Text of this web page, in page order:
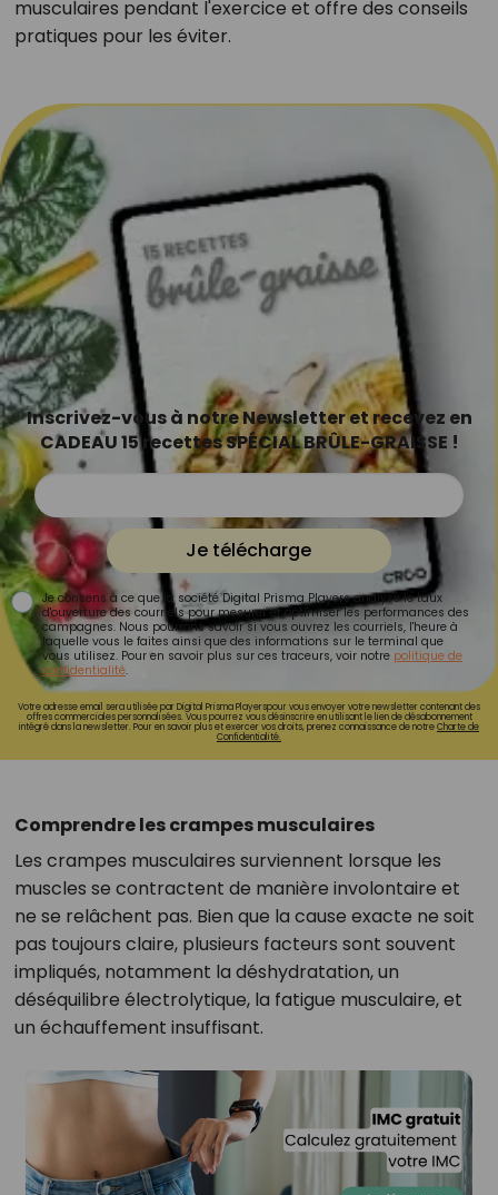
musculaires pendant l'exercice et offre des conseils
pratiques pour les éviter.
Inscrivez-vous à notre Newsletter et recevez en
CADEAU 15 recettes SPÉCIAL BRÛLE-GRAISSE !
Je télécharge
Je consens à ce que la société Digital Prisma Players analyse le taux
d'ouverture des courriels pour mesurer et optimiser les performances des
campagnes. Nous pourrons savoir si vous ouvrez les courriels, l'heure à
laquelle vous le faites ainsi que des informations sur le terminal que
vous utilisez. Pour en savoir plus sur ces traceurs, voir notre politique de
confidentialité.
Votre adresse email sera utilisée par Digital Prisma Playerspour vous envoyer votre newsletter contenant des
offres commerciales personnalisées. Vous pourrez vous désinscrire en utilisant le lien de désabonnement
intégré dans la newsletter. Pour en savoir plus et exercer vos droits, prenez connaissance de notreCharte de
Confidentialité.
Comprendre les crampes musculaires
Les crampes musculaires surviennent lorsque les
muscles se contractent de manière involontaire et
ne se relâchent pas. Bien que la cause exacte ne soit
pas toujours claire, plusieurs facteurs sont souvent
impliqués, notamment la déshydratation, un
déséquilibre électrolytique, la fatigue musculaire, et
un échauffement insuffisant.